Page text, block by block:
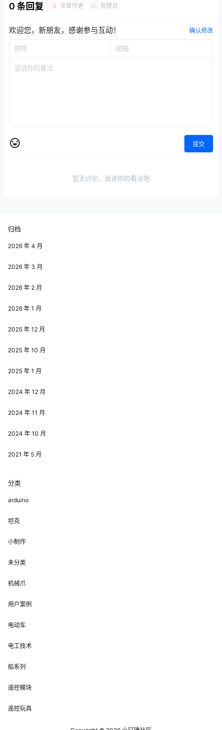
0 条回复 A 文章作者 M 管理员
欢迎您，新朋友，感谢参与互动！ 确认修改
提交
暂无讨论，说说你的看法吧
归档
2026 年 4 月
2026 年 3 月
2026 年 2 月
2026 年 1 月
2025 年 12 月
2025 年 10 月
2025 年 1 月
2024 年 12 月
2024 年 11 月
2024 年 10 月
2021 年 5 月
分类
arduino
坦克
小制作
未分类
机械爪
用户案例
电动车
电工技术
船系列
遥控模块
遥控玩具